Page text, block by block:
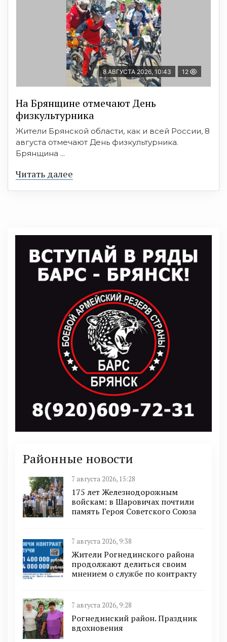
8 АВГУСТА 2026, 10:43 12
На Брянщине отмечают День
физкультурника
Жители Брянской области, как и всей России, 8
августа отмечают День физкультурника.
Брянщина ...
Читать далее
Районные новости
7 августа 2026, 15:28
175 лет Железнодорожным
войскам: в Шаровичах почтили
память Героя Советского Союза
7 августа 2026, 9:38
Жители Рогнединского района
продолжают делиться своим
мнением о службе по контракту
7 августа 2026, 9:28
Рогнединский район. Праздник
вдохновения